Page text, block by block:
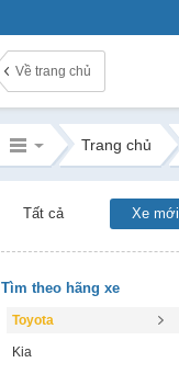
Về trang chủ
Trang chủ
Tất cả Xe mới
Tìm theo hãng xe
Toyota
Kia